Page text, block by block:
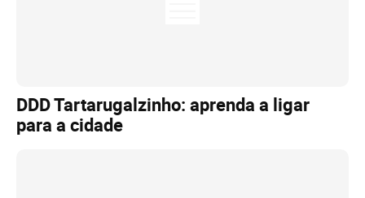
DDD Tartarugalzinho: aprenda a ligar
para a cidade